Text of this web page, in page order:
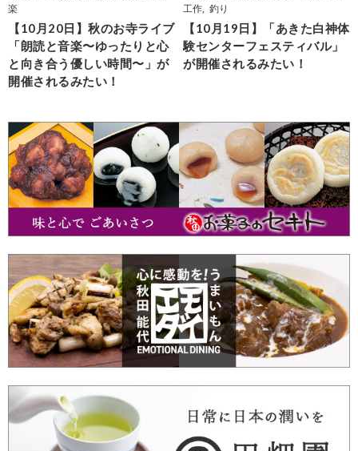
楽
【10月20日】秋のお寺ライブ
「朗読と音楽〜ゆったりと心
と向き合う優しい時間〜」が
開催されるみたい！
工作
釣り
【10月19日】「あきた白神体
験センターフェスティバル」
が開催されるみたい！